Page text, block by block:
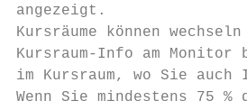
angezeigt.
Kursräume können
Kursraum-Info am
im Kursraum, wo Sie
Wenn Sie mindestens 75